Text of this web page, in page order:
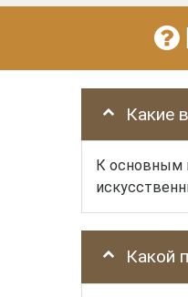
Какие
К основным
Какой